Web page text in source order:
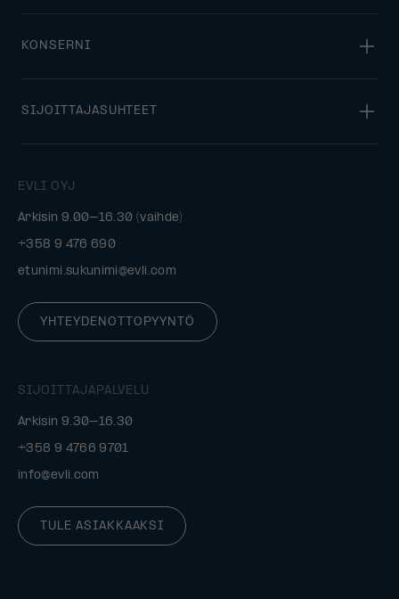
EVLI OYJ
Arkisin 9.00–16.30 (vaihde)
+358 9 476 690
etunimi.sukunimi@evli.com
YHTEYDENOTTOPYYNTÖ
SIJOITTAJAPALVELU
Arkisin 9.30–16.30
+358 9 4766 9701
info@evli.com
TULE ASIAKKAAKSI
KONSERNI
SIJOITTAJASUHTEET